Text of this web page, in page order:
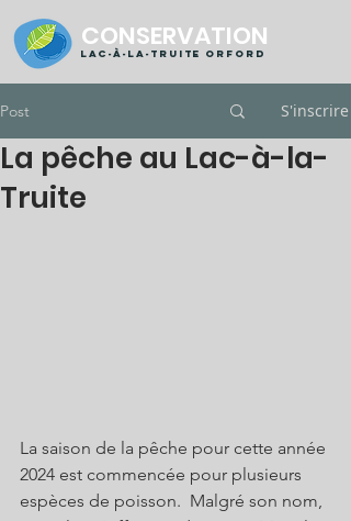
CONSERVATION
Lac-à-la-truite orford
Post S'inscrire
La pêche au Lac-à-la-
Truite
La saison de la pêche pour cette année
2024 est commencée pour plusieurs
espèces de poisson.  Malgré son nom,